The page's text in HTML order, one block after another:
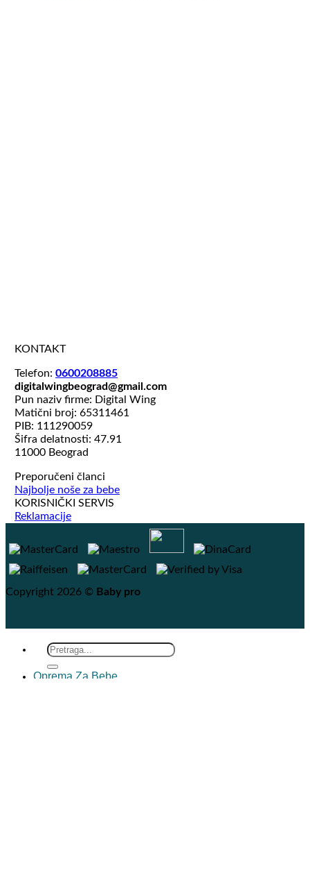
KONTAKT
Telefon: 0600208885
digitalwingbeograd@gmail.com
Pun naziv firme: Digital Wing
Matični broj: 65311461
PIB: 111290059
Šifra delatnosti: 47.91
11000 Beograd
Preporučeni članci
Najbolje noše za bebe
KORISNIČKI SERVIS
Reklamacije
Copyright 2026 © Baby pro
Search
Oprema Za Bebe